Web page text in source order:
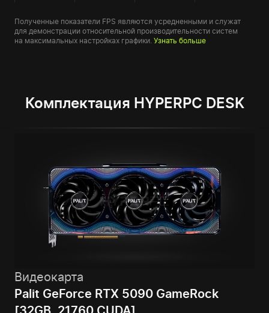
Полученные показатели FPS являются усредненными и служат
для демонстрации относительной производительности систем
на максимальных настройках графики. Узнать больше
Комплектация HYPERPC DESK
Видеокарта
Palit GeForce RTX 5090 GameRock